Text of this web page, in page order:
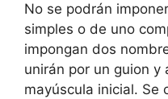
No se podrán
simples o de uno
impongan dos
unirán por un guion y
mayúscula inicial. Se